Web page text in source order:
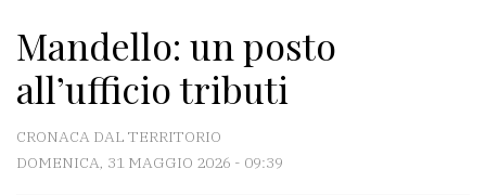
Meteo
CONTATTI
Mandello: un posto
all’ufficio tributi
CRONACA DAL TERRITORIO
DOMENICA, 31 MAGGIO 2026 - 09:39